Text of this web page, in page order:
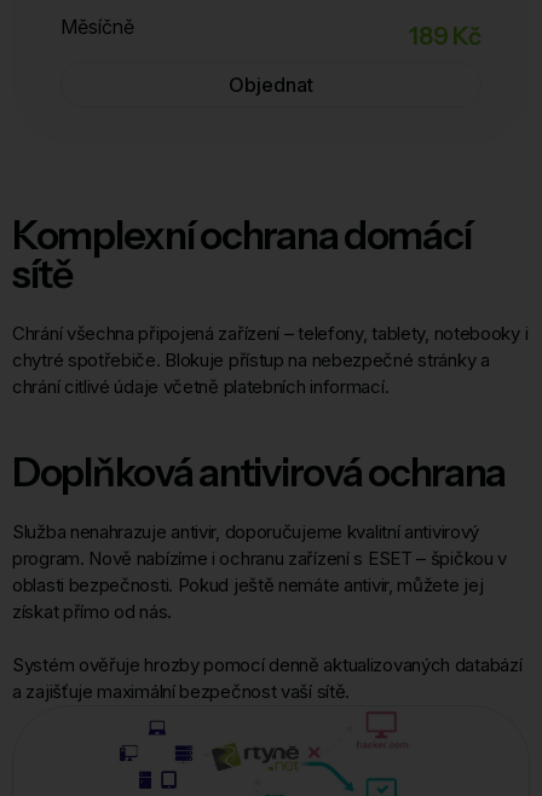
Měsíčně 189 Kč
Objednat
Komplexní ochrana domácí
sítě
Chrání všechna připojená zařízení – telefony, tablety, notebooky i
chytré spotřebiče. Blokuje přístup na nebezpečné stránky a
chrání citlivé údaje včetně platebních informací.
Doplňková antivirová ochrana
Služba nenahrazuje antivir, doporučujeme kvalitní antivirový
program. Nově nabízíme i ochranu zařízení s ESET – špičkou v
oblasti bezpečnosti. Pokud ještě nemáte antivir, můžete jej
získat přímo od nás.
Systém ověřuje hrozby pomocí denně aktualizovaných databází
a zajišťuje maximální bezpečnost vaší sítě.